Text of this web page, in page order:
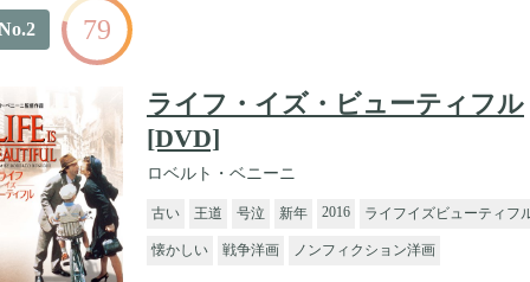
79
ライフ・イズ・ビューティフル
[DVD]
ロベルト・ベニーニ
古い 王道 号泣 新年 2016 ライフイズビューティフ
懐かしい 戦争洋画 ノンフィクション洋画